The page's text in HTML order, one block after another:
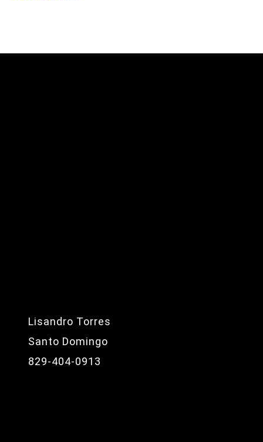
Lisandro Torres
Santo Domingo
829-404-0913